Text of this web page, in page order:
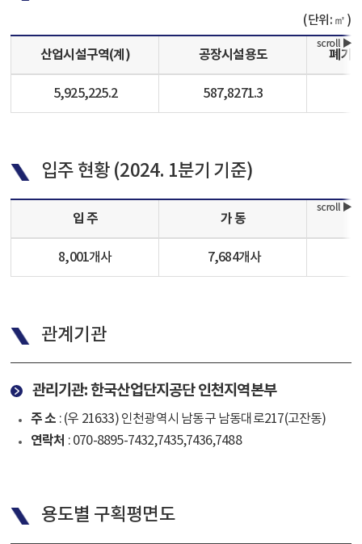
단위: ㎡
산업시설구역(계) 공장시설용도 폐기
5,925,225.2 587,8271.3
입주 현황 (2024. 1분기 기준)
입 주 가 동
8,001개사 7,684개사
관계기관
관리기관: 한국산업단지공단 인천지역본부
주 소 : (우 21633) 인천광역시 남동구 남동대로217(고잔동)
연락처 : 070-8895-7432,7435,7436,7488
용도별 구획평면도